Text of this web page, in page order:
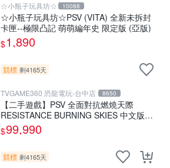
☆小瓶子玩具坊☆ 10088
☆小瓶子玩具坊☆PSV (VITA) 全新未拆封
卡匣--極限凸記 萌萌編年史 限定版 (亞版)
$1,890
競標 剩4165天
TVGAME360 恐龍電玩-台中店 8650
【二手遊戲】PSV 全面對抗燃燒天際
RESISTANCE BURNING SKIES 中文版
【台中恐龍電玩】
$99,990
競標 剩4165天